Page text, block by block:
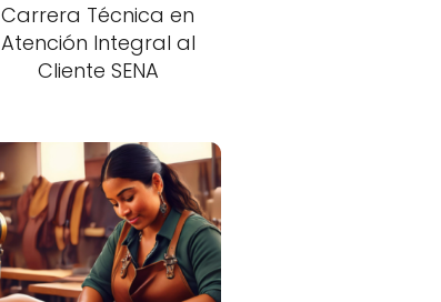
Carrera Técnica en
Atención Integral al
Cliente SENA